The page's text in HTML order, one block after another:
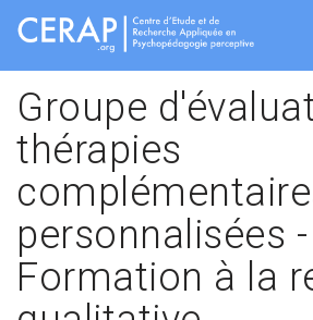
Skip
main
content
Groupe
thérapies
personnalisées -
Formation à la